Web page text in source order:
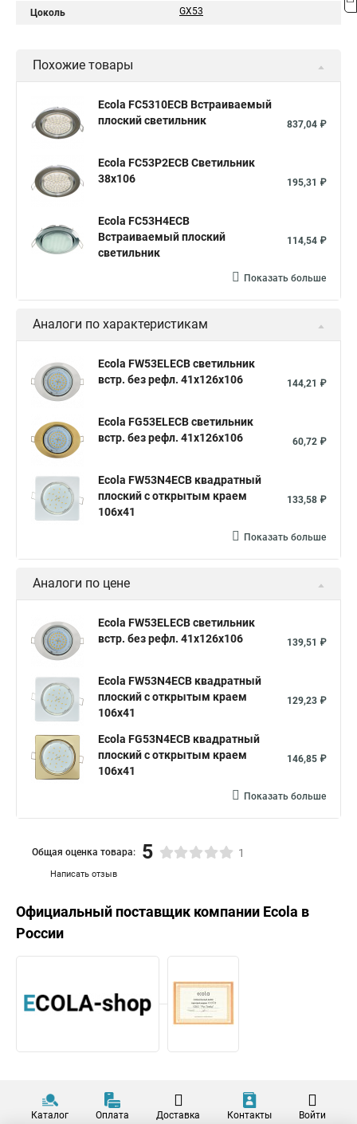
Цоколь GX53
Похожие товары
Ecola FC5310ECB Встраиваемый
плоский светильник
837,04 ₽
Ecola FC53P2ECB Светильник
38x106
195,31 ₽
Ecola FC53H4ECB
Встраиваемый плоский
светильник
114,54 ₽
Показать больше
Аналоги по характеристикам
Ecola FW53ELECB светильник
встр. без рефл. 41x126x106
144,21 ₽
Ecola FG53ELECB светильник
встр. без рефл. 41x126x106
60,72 ₽
Ecola FW53N4ECB квадратный
плоский с открытым краем
106x41
133,58 ₽
Показать больше
Аналоги по цене
Ecola FW53ELECB светильник
встр. без рефл. 41x126x106
139,51 ₽
Ecola FW53N4ECB квадратный
плоский с открытым краем
106x41
129,23 ₽
Ecola FG53N4ECB квадратный
плоский с открытым краем
106x41
146,85 ₽
Показать больше
Написать отзыв
Общая оценка товара: 5 1
Официальный поставщик компании Ecola в
России
Каталог Оплата Доставка Контакты Войти